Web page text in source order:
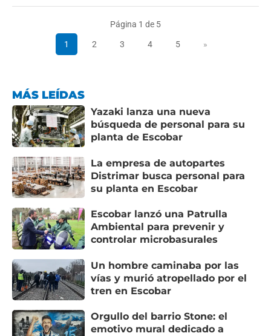
Página 1 de 5
1 2 3 4 5 »
MÁS LEÍDAS
Yazaki lanza una nueva
búsqueda de personal para su
planta de Escobar
La empresa de autopartes
Distrimar busca personal para
su planta en Escobar
Escobar lanzó una Patrulla
Ambiental para prevenir y
controlar microbasurales
Un hombre caminaba por las
vías y murió atropellado por el
tren en Escobar
Orgullo del barrio Stone: el
emotivo mural dedicado a